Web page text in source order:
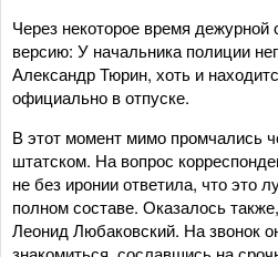
Через некоторое время
версию: У начальника полиции
Александр Тюрин, хоть и
официально в отпуске.
В этот момент мимо промчались
штатском. На вопрос
не без иронии ответила, что это
полном составе. Оказалось
Леонид Любаковский. На звонок